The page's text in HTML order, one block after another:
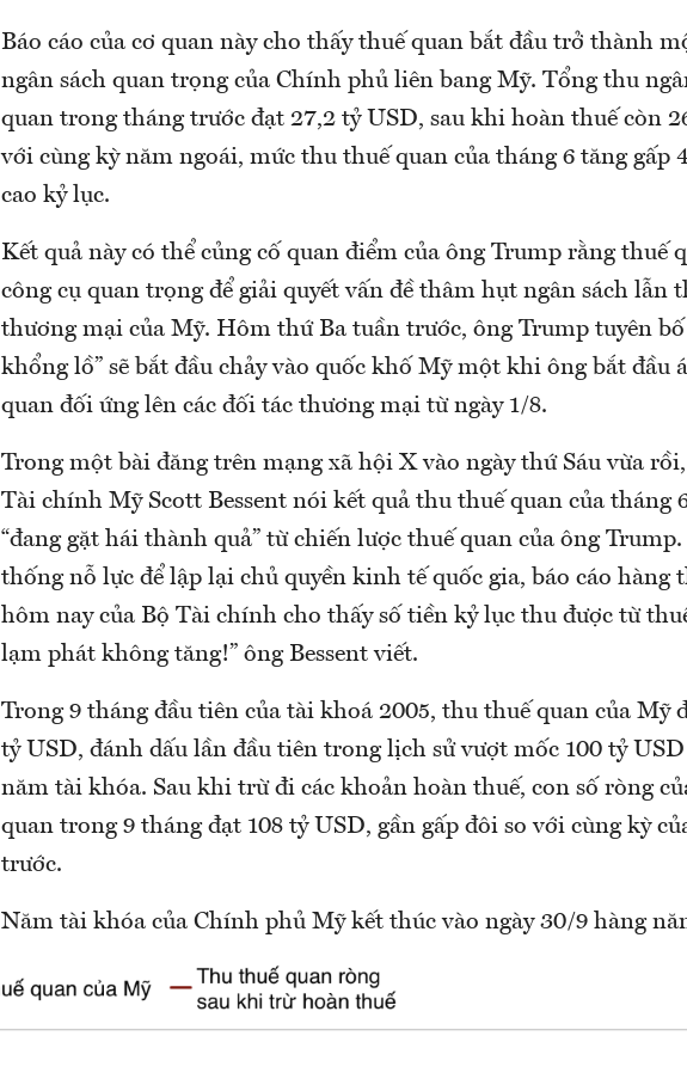
Báo cáo của cơ quan này cho thấy thuế quan bắt đầu trở thành
ngân sách quan trọng của Chính phủ liên bang Mỹ. Tổng thu
quan trong tháng trước đạt 27,2 tỷ USD, sau khi hoàn thuế còn
với cùng kỳ năm ngoái, mức thu thuế quan của tháng 6 tăng gấp
cao kỷ lục.
Kết quả này có thể củng cố quan điểm của ông Trump rằng thuế
công cụ quan trọng để giải quyết vấn đề thâm hụt ngân sách lẫn
thương mại của Mỹ. Hôm thứ Ba tuần trước, ông Trump tuyên bố
khổng lồ” sẽ bắt đầu chảy vào quốc khố Mỹ một khi ông bắt đầu
quan đối ứng lên các đối tác thương mại từ ngày 1/8.
Trong một bài đăng trên mạng xã hội X vào ngày thứ Sáu vừa
Tài chính Mỹ Scott Bessent nói kết quả thu thuế quan của tháng
“đang gặt hái thành quả” từ chiến lược thuế quan của ông
thống nỗ lực để lập lại chủ quyền kinh tế quốc gia, báo cáo hàng
hôm nay của Bộ Tài chính cho thấy số tiền kỷ lục thu được từ
lạm phát không tăng!” ông Bessent viết.
Trong 9 tháng đầu tiên của tài khoá 2005, thu thuế quan của Mỹ
tỷ USD, đánh dấu lần đầu tiên trong lịch sử vượt mốc 100 tỷ
năm tài khóa. Sau khi trừ đi các khoản hoàn thuế, con số ròng
quan trong 9 tháng đạt 108 tỷ USD, gần gấp đôi so với cùng kỳ
trước.
Năm tài khóa của Chính phủ Mỹ kết thúc vào ngày 30/9 hàng